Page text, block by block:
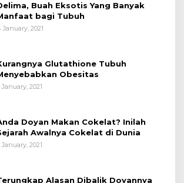
Buah Eksotis Yang Banyak
bagi Tubuh
January, 2021
Glutathione Tubuh
Obesitas
January, 2021
Doyan Makan Cokelat? Inilah
Awalnya Cokelat di Dunia
January, 2021
Alasan Dibalik Doyannya